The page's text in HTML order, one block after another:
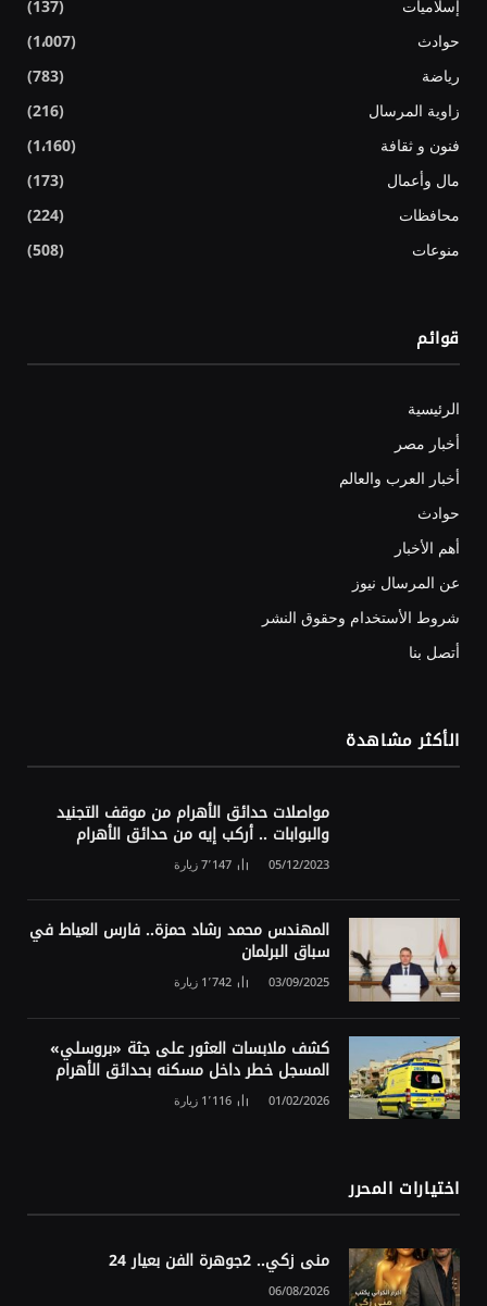
إسلاميات
(137)
حوادث
(1٬007)
رياضة
(783)
زاوية المرسال
(216)
فنون و ثقافة
(1٬160)
مال وأعمال
(173)
محافظات
(224)
منوعات
(508)
قوائم
الرئيسية
أخبار مصر
أخبار العرب والعالم
حوادث
أهم الأخبار
عن المرسال نيوز
شروط الأستخدام وحقوق النشر
أتصل بنا
الأكثر مشاهدة
مواصلات حدائق الأهرام من موقف التجنيد
والبوابات .. أركب إيه من حدائق الأهرام
05/12/2023 7٬147زيارة
المهندس محمد رشاد حمزة.. فارس العياط في
سباق البرلمان
03/09/2025 1٬742زيارة
كشف ملابسات العثور على جثة «بروسلي»
المسجل خطر داخل مسكنه بحدائق الأهرام
01/02/2026 1٬116زيارة
اختيارات المحرر
منى زكي.. 2جوهرة الفن بعيار 24
06/08/2026